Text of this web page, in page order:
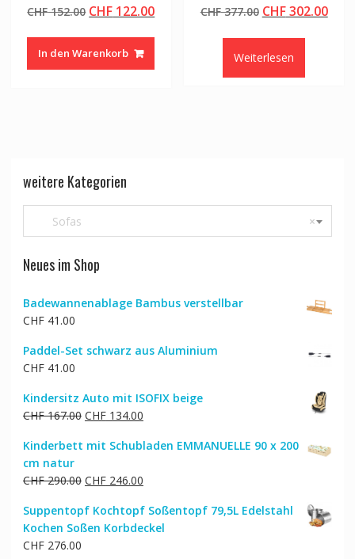
CHF152.00 Ursprünglicher
war:
CHF 152.00
CHF 122.00Aktueller
In den Warenkorb
CHF377.00 Ursprünglicher
CHF 377.00
CHF302.00
Weiterlesen
weitere Kategorien
×
Sofas
Neues im Shop
Badewannenablage Bambus verstellbar
CHF41.00
Paddel-Set schwarz aus Aluminium
CHF41.00
Kindersitz Auto mit ISOFIX beige
CHF167.00 Ursprünglicher
war:
CHF134.00Aktueller
ist:
Kinderbett mit Schubladen EMMANUELLE 90 x 200
cm natur
CHF290.00 Ursprünglicher
war:
CHF 290.00
CHF246.00Aktueller
ist:
CHF 246.00.
Suppentopf Kochtopf Soßentopf 79,5L Edelstahl
Kochen Soßen Korbdeckel
CHF276.00